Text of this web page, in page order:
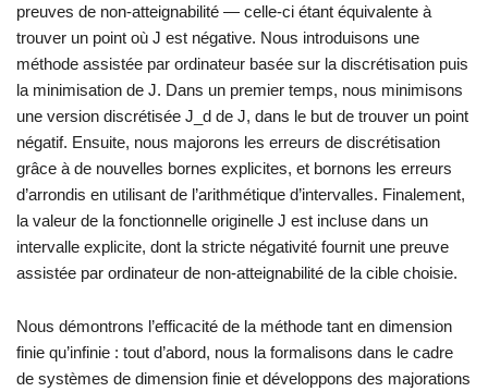
preuves de non-atteignabilité — celle-ci étant équivalente à
trouver un point où J est négative. Nous introduisons une
méthode assistée par ordinateur basée sur la discrétisation puis
la minimisation de J. Dans un premier temps, nous minimisons
une version discrétisée J_d de J, dans le but de trouver un point
négatif. Ensuite, nous majorons les erreurs de discrétisation
grâce à de nouvelles bornes explicites, et bornons les erreurs
d’arrondis en utilisant de l’arithmétique d’intervalles. Finalement,
la valeur de la fonctionnelle originelle J est incluse dans un
intervalle explicite, dont la stricte négativité fournit une preuve
assistée par ordinateur de non-atteignabilité de la cible choisie.
Nous démontrons l’efficacité de la méthode tant en dimension
finie qu’infinie : tout d’abord, nous la formalisons dans le cadre
de systèmes de dimension finie et développons des majorations